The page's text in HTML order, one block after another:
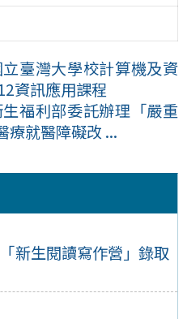
新生閱讀寫作營」錄取
立臺灣大學校計算機及資
資訊應用課程
福利部委託辦理「嚴重
療就醫障礙改 ...